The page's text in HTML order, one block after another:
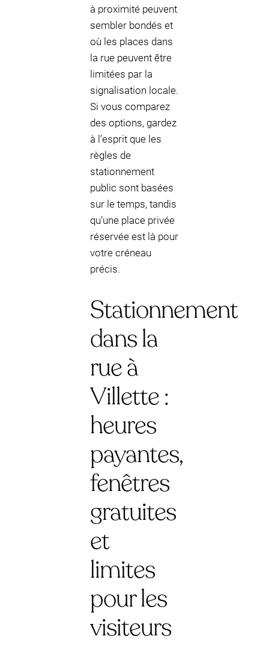
à proximité peuvent
sembler bondés et
où les places dans
la rue peuvent être
limitées par la
signalisation locale.
Si vous comparez
des options, gardez
à l’esprit que les
règles de
stationnement
public sont basées
sur le temps, tandis
qu’une place privée
réservée est là pour
votre créneau
précis.
Stationnement
dans la
rue à
Villette :
heures
payantes,
fenêtres
gratuites
et
limites
pour les
visiteurs